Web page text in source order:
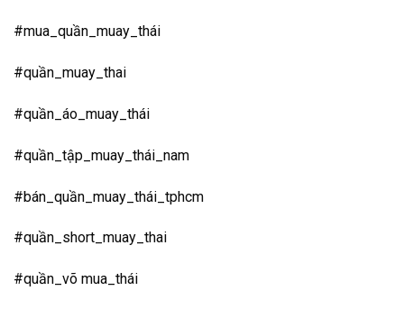
#mua_quần_muay_thái
#quần_muay_thai
#quần_áo_muay_thái
#quần_tập_muay_thái_nam
#bán_quần_muay_thái_tphcm
#quần_short_muay_thai
#quần_võ mua_thái